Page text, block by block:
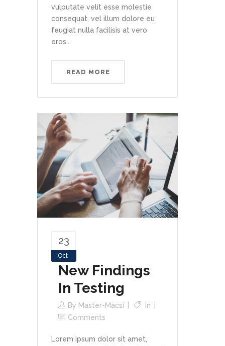
vulputate velit esse molestie
consequat, vel illum dolore eu
feugiat nulla facilisis at vero
eros...
READ MORE
23
Oct
New Findings
In Testing
By Master-Macsi
In
Comments
Lorem ipsum dolor sit amet,